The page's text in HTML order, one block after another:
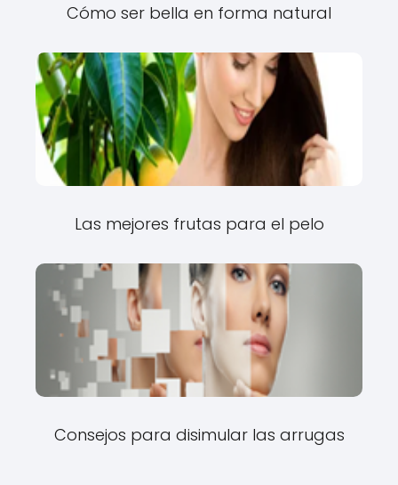
Cómo ser bella en forma natural
Las mejores frutas para el pelo
Consejos para disimular las arrugas